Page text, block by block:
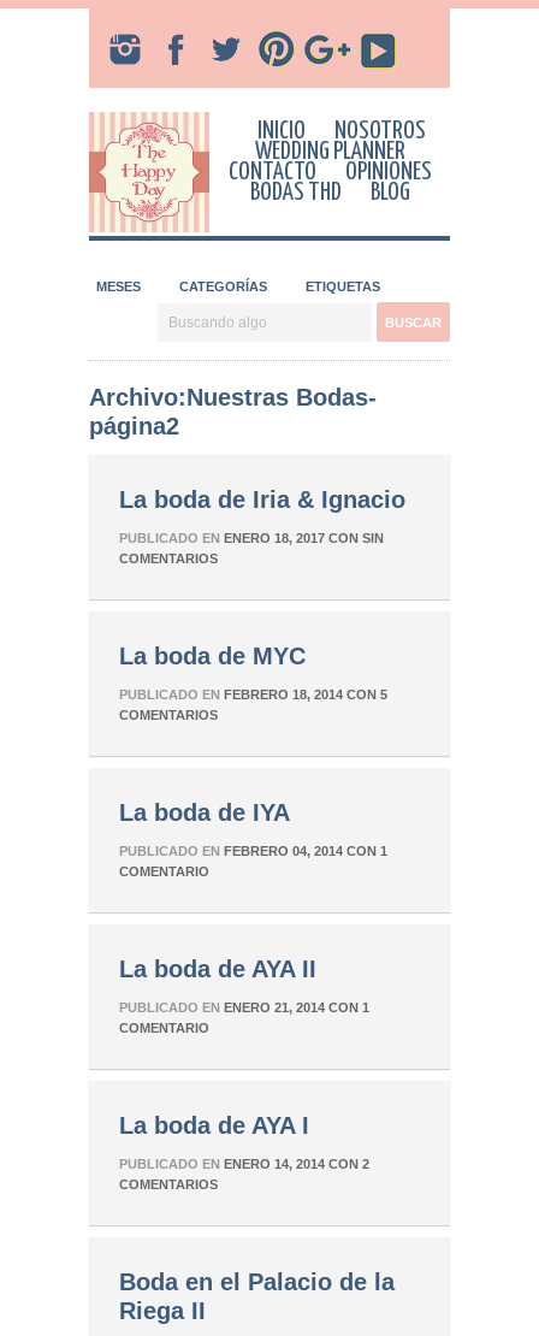
INICIO
NOSOTROS
WEDDING PLANNER
CONTACTO
OPINIONES
BODAS THD
BLOG
MESES CATEGORÍAS ETIQUETAS
Archivo:Nuestras Bodas-
página2
La boda de Iria & Ignacio
PUBLICADO EN ENERO 18, 2017 CON SIN
COMENTARIOS
La boda de MYC
PUBLICADO EN FEBRERO 18, 2014 CON 5
COMENTARIOS
La boda de IYA
PUBLICADO EN FEBRERO 04, 2014 CON 1
COMENTARIO
La boda de AYA II
PUBLICADO EN ENERO 21, 2014 CON 1
COMENTARIO
La boda de AYA I
PUBLICADO EN ENERO 14, 2014 CON 2
COMENTARIOS
Boda en el Palacio de la
Riega II